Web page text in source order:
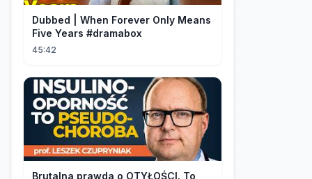
Dubbed | When Forever Only Means
Five Years #dramabox
45:42
Brutalna prawda o OTYŁOŚCI. To